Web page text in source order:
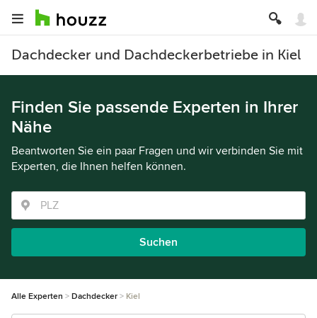
Dachdecker und Dachdeckerbetriebe in Kiel
Finden Sie passende Experten in Ihrer
Nähe
Beantworten Sie ein paar Fragen und wir verbinden Sie mit
Experten, die Ihnen helfen können.
Suchen
Alle Experten Dachdecker Kiel